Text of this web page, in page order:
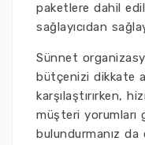
paketlere dahil
sağlayıcıdan
Sünnet
bütçenizi dikkate
karşılaştırırken,
müşteri
bulundurmanız